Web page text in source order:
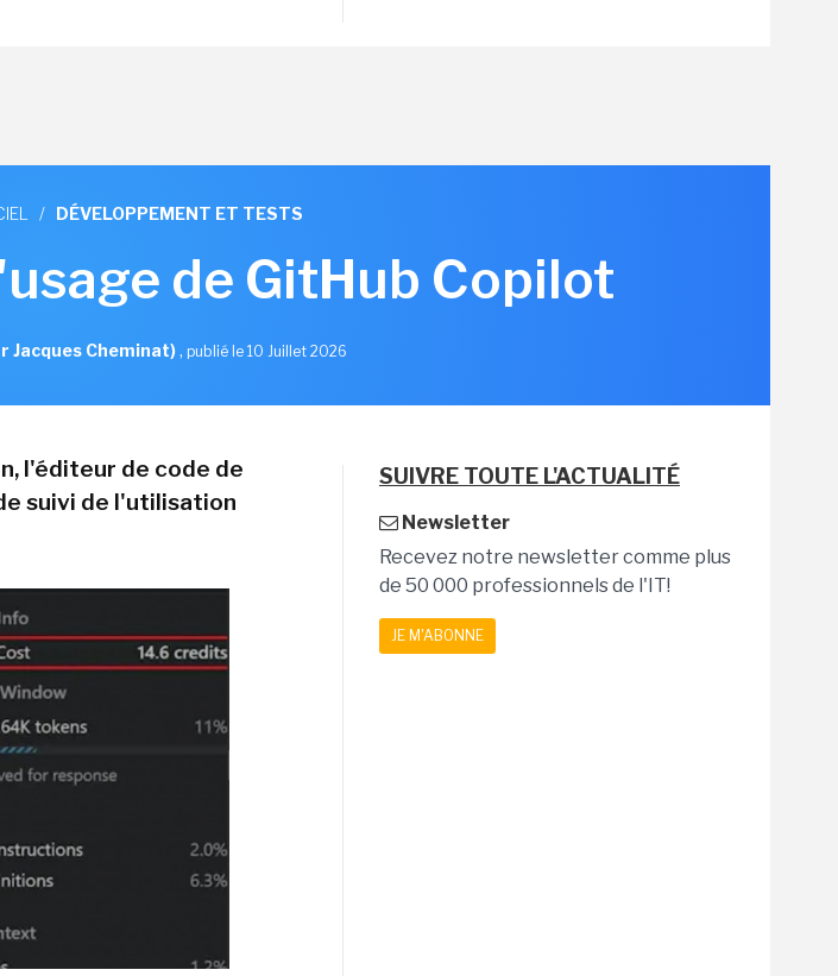
/ DÉVELOPPEMENT ET TESTS
de GitHub Copilot
Jacques Cheminat), publié le 10 Juillet 2026
l'éditeur de code de
suivi de l'utilisation
SUIVRE TOUTE L'ACTUALITÉ
Newsletter
Recevez notre newsletter comme plus
de 50 000 professionnels de l'IT!
JE M'ABONNE